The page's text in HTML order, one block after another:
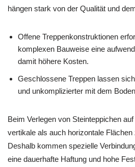
hängen stark von der Qualität und
Offene Treppenkonstruktionen
komplexen Bauweise eine
damit höhere Kosten.
Geschlossene Treppen lassen
und unkomplizierter mit dem
Beim Verlegen von Steinteppichen
vertikale als auch horizontale
Deshalb kommen spezielle
eine dauerhafte Haftung und hohe